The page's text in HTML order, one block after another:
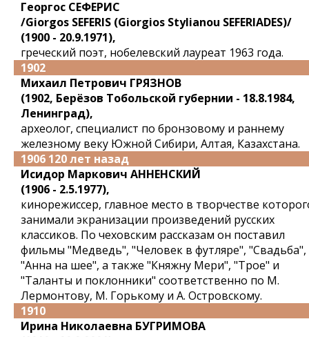
Георгос СЕФЕРИС
/Giorgos SEFERIS (Giorgios Stylianou SEFERIADES)/
(1900 - 20.9.1971),
греческий поэт, нобелевский лауреат 1963 года.
1902
Михаил Петрович ГРЯЗНОВ
(1902, Берёзов Тобольской губернии - 18.8.1984,
Ленинград),
археолог, специалист по бронзовому и раннему
железному веку Южной Сибири, Алтая, Казахстана.
1906 120 лет назад
Исидор Маркович АННЕНСКИЙ
(1906 - 2.5.1977),
кинорежиссер, главное место в творчестве
занимали экранизации произведений русских
классиков. По чеховским рассказам он поставил
фильмы "Медведь", "Человек в футляре", "Свадьба",
"Анна на шее", а также "Княжну Мери", "Трое" и
"Таланты и поклонники" соответственно по М.
Лермонтову, М. Горькому и А. Островскому.
1910
Ирина Николаевна БУГРИМОВА